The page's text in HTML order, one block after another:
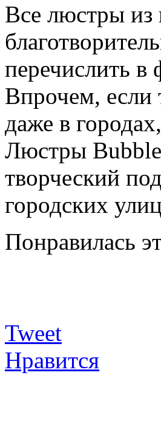
Все люстры из
перечислить
Впрочем, если
даже в
Люстры Bubble
творческий
городских
Понравилась
Tweet
Нравится